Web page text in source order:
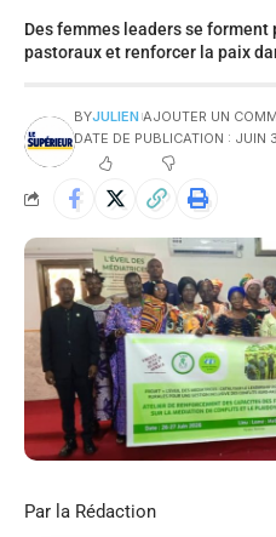
Des femmes leaders se
pastoraux et renforcer la paix
BYJULIEN AJOUTER UN
DATE DE PUBLICATION :
Par la Rédaction